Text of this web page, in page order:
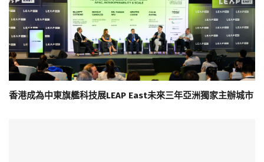
香港成為中東旗艦科技展LEAP East未來三年亞洲獨家主辦城市